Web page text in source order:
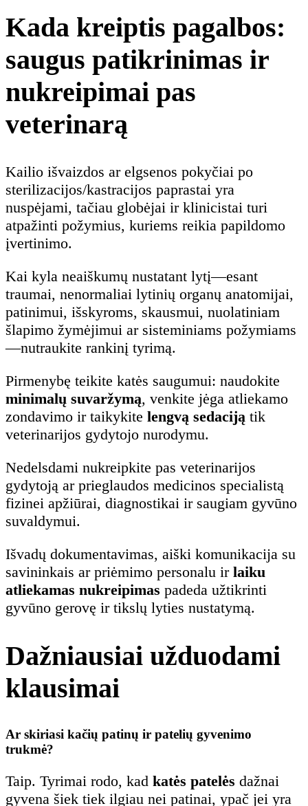
Kada kreiptis pagalbos:
saugus patikrinimas ir
nukreipimai pas
veterinarą
Kailio išvaizdos ar elgsenos pokyčiai po
sterilizacijos/kastracijos paprastai yra
nuspėjami, tačiau globėjai ir klinicistai turi
atpažinti požymius, kuriems reikia papildomo
įvertinimo.
Kai kyla neaiškumų nustatant lytį—esant
traumai, nenormaliai lytinių organų anatomijai,
patinimui, išskyroms, skausmui, nuolatiniam
šlapimo žymėjimui ar sisteminiams požymiams
—nutraukite rankinį tyrimą.
Pirmenybę teikite katės saugumui: naudokite
minimalų suvaržymą, venkite jėga atliekamo
zondavimo ir taikykite lengvą sedaciją tik
veterinarijos gydytojo nurodymu.
Nedelsdami nukreipkite pas veterinarijos
gydytoją ar prieglaudos medicinos specialistą
fizinei apžiūrai, diagnostikai ir saugiam gyvūno
suvaldymui.
Išvadų dokumentavimas, aiški komunikacija su
savininkais ar priėmimo personalu ir laiku
atliekamas nukreipimas padeda užtikrinti
gyvūno gerovę ir tikslų lyties nustatymą.
Dažniausiai užduodami
klausimai
Ar skiriasi kačių patinų ir patelių gyvenimo
trukmė?
Taip. Tyrimai rodo, kad katės patelės dažnai
gyvena šiek tiek ilgiau nei patinai, ypač jei yra